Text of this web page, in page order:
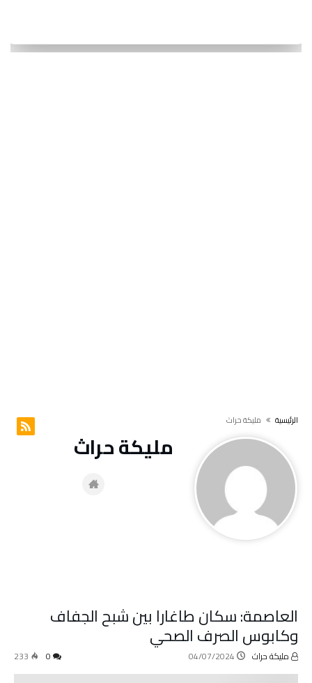
‫الرئيسية‬ مليكة حراث
مليكة حراث
العاصمة: سكان طاغارا بين شبح الجفاف
وكابوس الصرف الصحي
مليكة حراث 04/07/2024
233